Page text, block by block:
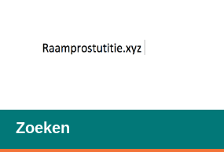
Zoeken